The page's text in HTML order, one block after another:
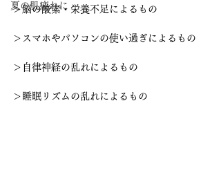
夏の肌疲れに
＞脳の酸素・栄養不足によるもの
＞スマホやパソコンの使い過ぎによるもの
＞自律神経の乱れによるもの
＞睡眠リズムの乱れによるもの